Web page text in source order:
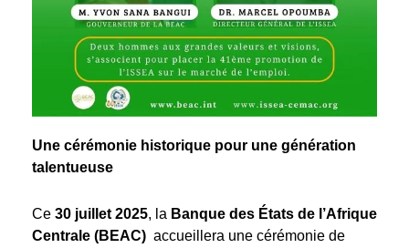
Une cérémonie historique pour une génération
talentueuse
Ce 30 juillet 2025, la Banque des États de l’Afrique
Centrale (BEAC) accueillera une cérémonie de